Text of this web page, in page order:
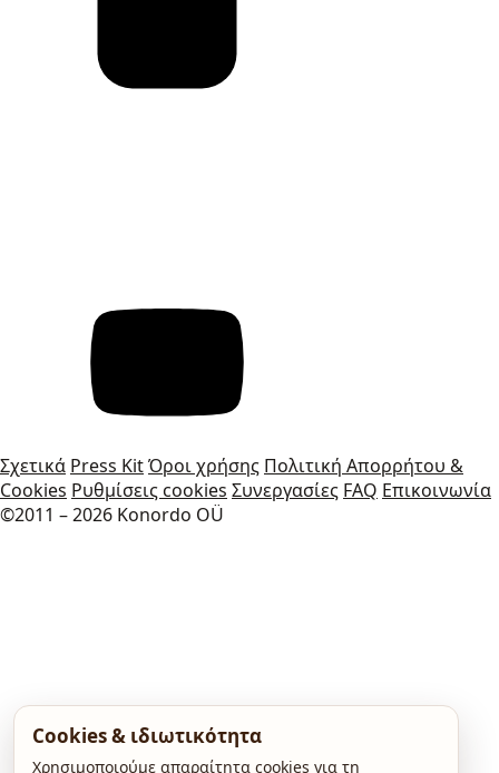
Σχετικά Press KitΌροι χρήσης Πολιτική Απορρήτου &
Cookies Ρυθμίσεις cookies Συνεργασίες FAQ Επικοινωνία
©2011 – 2026 Konordo OÜ
Cookies & ιδιωτικότητα
Χρησιμοποιούμε απαραίτητα cookies για τη